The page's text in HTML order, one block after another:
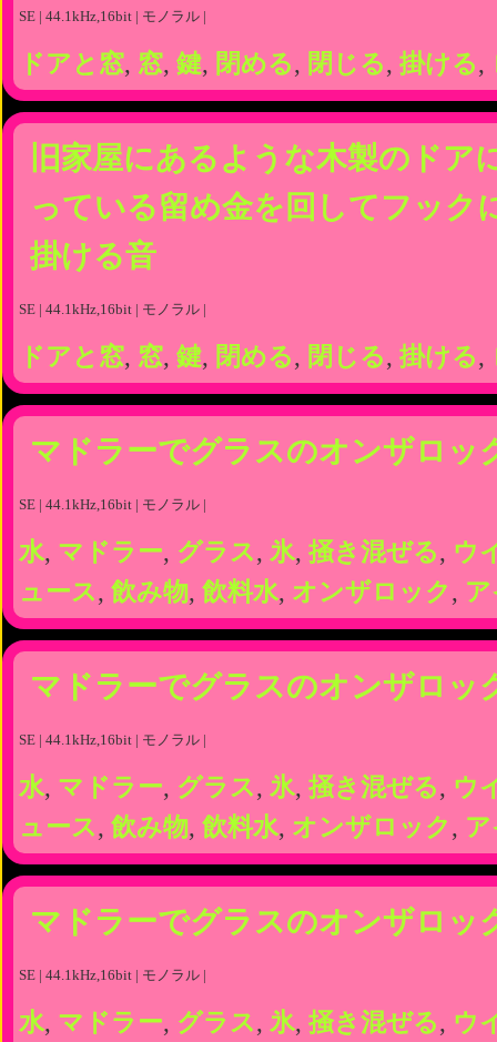
SE | 44.1kHz,16bit | モノラル |
ドアと窓, 窓, 鍵, 閉める, 閉じる, 掛ける,
旧家屋にあるような木製のドア
っている留め金を回してフック
掛ける音
SE | 44.1kHz,16bit | モノラル |
ドアと窓, 窓, 鍵, 閉める, 閉じる, 掛ける,
マドラーでグラスのオンザロッ
SE | 44.1kHz,16bit | モノラル |
水, マドラー, グラス, 氷, 掻き混ぜる, ウ
ュース, 飲み物, 飲料水, オンザロック ,
マドラーでグラスのオンザロッ
SE | 44.1kHz,16bit | モノラル |
水, マドラー, グラス, 氷, 掻き混ぜる, ウ
ュース, 飲み物, 飲料水, オンザロック ,
マドラーでグラスのオンザロッ
SE | 44.1kHz,16bit | モノラル |
水, マドラー, グラス, 氷, 掻き混ぜる, ウ